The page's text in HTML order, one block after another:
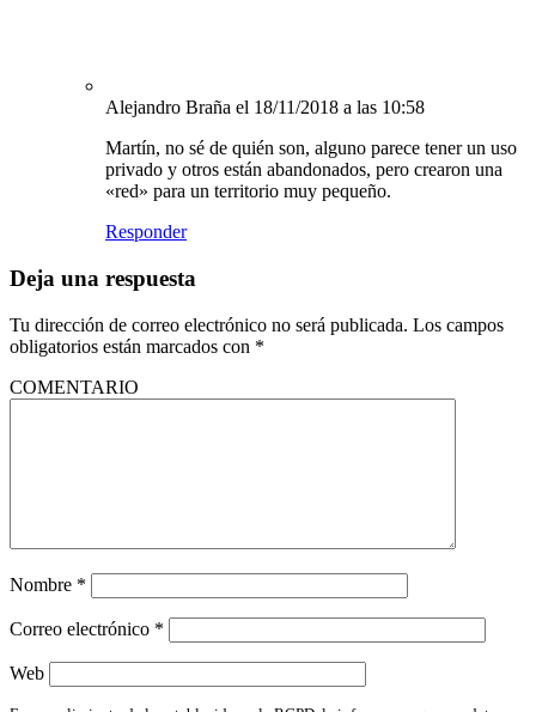
Alejandro Braña el 18/11/2018 a las 10:58
Martín, no sé de quién son, alguno parece tener un uso
privado y otros están abandonados, pero crearon una
«red» para un territorio muy pequeño.
Responder
Deja una respuesta
Tu dirección de correo electrónico no será publicada. Los campos
obligatorios están marcados con *
COMENTARIO
Nombre *
Correo electrónico *
Web